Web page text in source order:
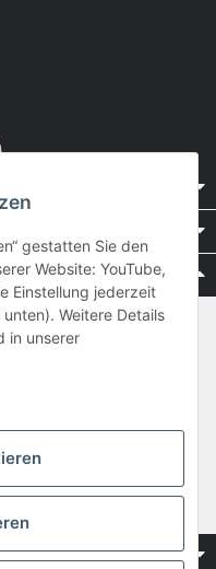
gestatten Sie den
Website: YouTube,
Einstellung jederzeit
Weitere Details
in unserer